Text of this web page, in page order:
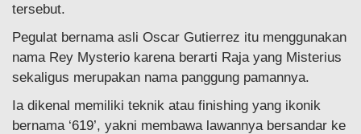
tersebut.
Pegulat bernama asli Oscar Gutierrez itu menggunakan
nama Rey Mysterio karena berarti Raja yang Misterius
sekaligus merupakan nama panggung pamannya.
Ia dikenal memiliki teknik atau finishing yang ikonik
bernama ‘619’, yakni membawa lawannya bersandar ke